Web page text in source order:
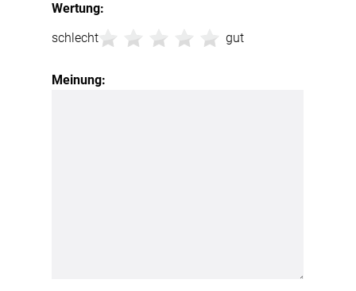
Wertung:
schlecht
gut
Meinung: